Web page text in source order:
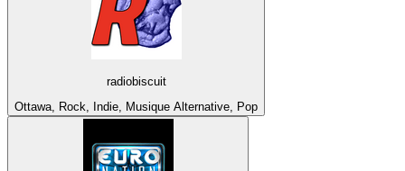
radiobiscuit
Ottawa, Rock, Indie, Musique Alternative, Pop